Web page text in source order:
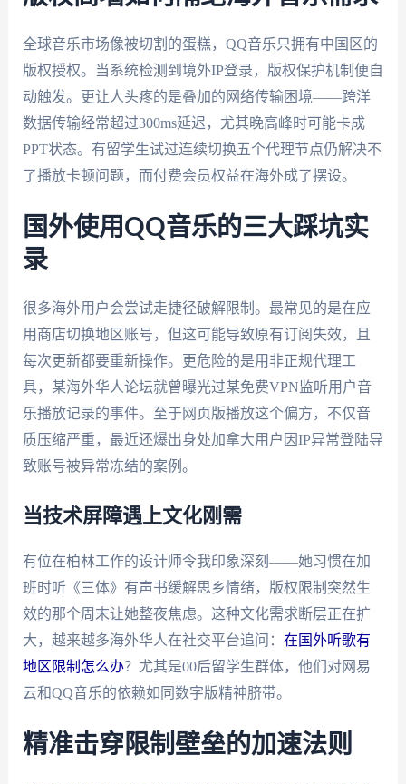
全球音乐市场像被切割的蛋糕，QQ音乐只拥有中国区的
版权授权。当系统检测到境外IP登录，版权保护机制便自
动触发。更让人头疼的是叠加的网络传输困境——跨洋
数据传输经常超过300ms延迟，尤其晚高峰时可能卡成
PPT状态。有留学生试过连续切换五个代理节点仍解决不
了播放卡顿问题，而付费会员权益在海外成了摆设。
国外使用QQ音乐的三大踩坑实
录
很多海外用户会尝试走捷径破解限制。最常见的是在应
用商店切换地区账号，但这可能导致原有订阅失效，且
每次更新都要重新操作。更危险的是用非正规代理工
具，某海外华人论坛就曾曝光过某免费VPN监听用户音
乐播放记录的事件。至于网页版播放这个偏方，不仅音
质压缩严重，最近还爆出身处加拿大用户因IP异常登陆导
致账号被异常冻结的案例。
当技术屏障遇上文化刚需
有位在柏林工作的设计师令我印象深刻——她习惯在加
班时听《三体》有声书缓解思乡情绪，版权限制突然生
效的那个周末让她整夜焦虑。这种文化需求断层正在扩
大，越来越多海外华人在社交平台追问： 在国外听歌有
地区限制怎么办？尤其是00后留学生群体，他们对网易
云和QQ音乐的依赖如同数字版精神脐带。
精准击穿限制壁垒的加速法则